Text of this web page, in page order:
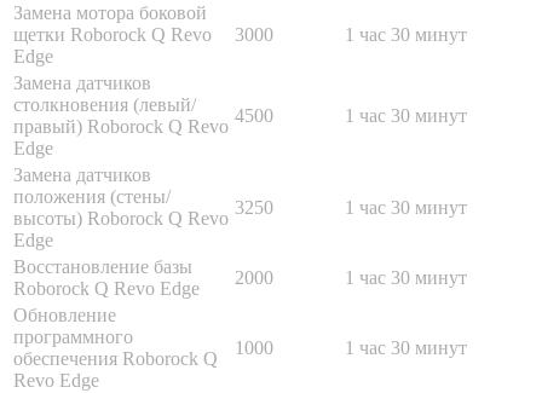
Замена мотора боковой
щетки Roborock Q Revo
Edge
3000 1 час 30 минут
Замена датчиков
столкновения (левый/
правый) Roborock Q Revo
Edge
4500 1 час 30 минут
Замена датчиков
положения (стены/
высоты) Roborock Q Revo
Edge
3250 1 час 30 минут
Восстановление базы
Roborock Q Revo Edge
2000
1 час 30 минут
Обновление
программного
обеспечения Roborock Q
Revo Edge
1000 1 час 30 минут